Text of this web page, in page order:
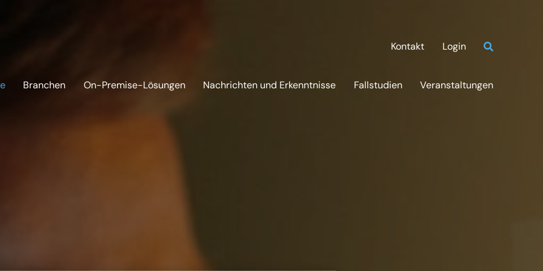
Kontakt Login
Branchen On-Premise-Lösungen Nachrichten und Erkenntnisse Fallstudien Veranstaltungen